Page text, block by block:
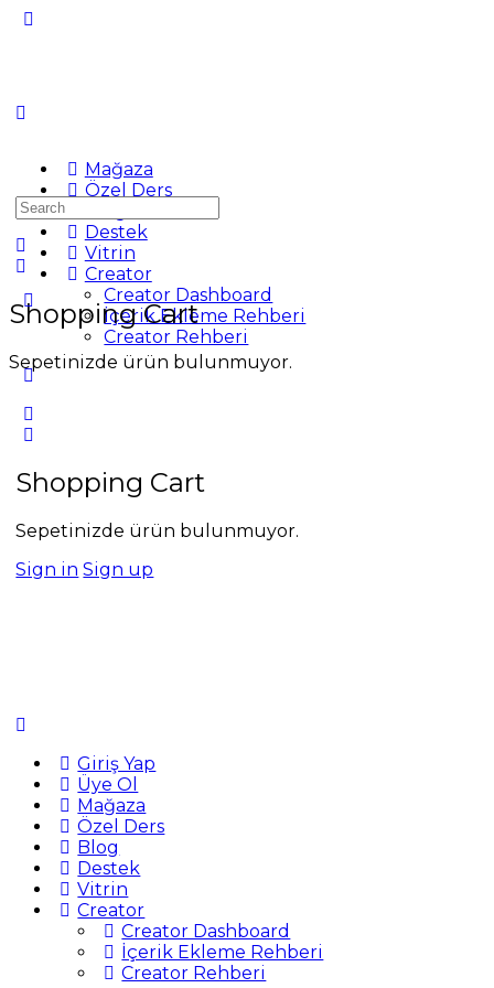
Mağaza
Özel Ders
Destek
Vitrin
Creator
Creator Dashboard
İçerik Ekleme Rehberi
Creator Rehberi
Shopping Cart
Sepetinizde ürün bulunmuyor.
Sign in Sign up
Shopping Cart
Sepetinizde ürün bulunmuyor.
Search
for:
Giriş Yap
Üye Ol
Mağaza
Özel Ders
Blog
Destek
Vitrin
Creator
Creator Dashboard
İçerik Ekleme Rehberi
Creator Rehberi